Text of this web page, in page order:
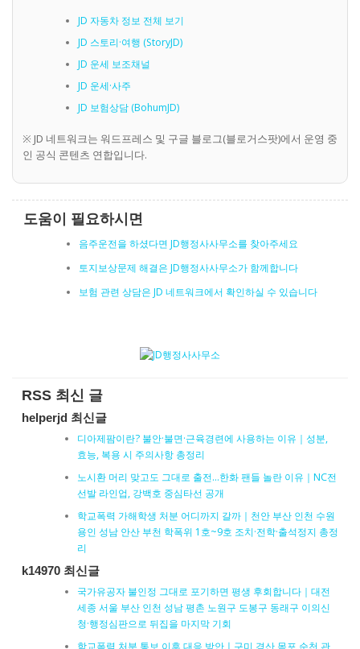
JD 자동차 정보 전체 보기
JD 스토리·여행 (StoryJD)
JD 운세 보조채널
JD 운세·사주
JD 보험상담 (BohumJD)
※ JD 네트워크는 워드프레스 및 구글 블로그(블로거스팟)에서 운영 중
인 공식 콘텐츠 연합입니다.
도움이 필요하시면
음주운전을 하셨다면 JD행정사사무소를 찾아주세요
토지보상문제 해결은 JD행정사사무소가 함께합니다
보험 관련 상담은 JD 네트워크에서 확인하실 수 있습니다
RSS 최신 글
helperjd 최신글
디아제팜이란? 불안·불면·근육경련에 사용하는 이유｜성분,
효능, 복용 시 주의사항 총정리
노시환 머리 맞고도 그대로 출전…한화 팬들 놀란 이유｜NC전
선발 라인업, 강백호 중심타선 공개
학교폭력 가해학생 처분 어디까지 갈까｜천안 부산 인천 수원
용인 성남 안산 부천 학폭위 1호~9호 조치·전학·출석정지 총정
리
k14970 최신글
국가유공자 불인정 그대로 포기하면 평생 후회합니다｜대전
세종 서울 부산 인천 성남 평촌 노원구 도봉구 동래구 이의신
청·행정심판으로 뒤집을 마지막 기회
학교폭력 처분 통보 이후 대응 방안ㅣ구미 경산 목포 순천 관